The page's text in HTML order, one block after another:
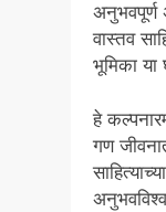
अनुभवपूर्ण
वास्तव
भूमिका या
हे
गण